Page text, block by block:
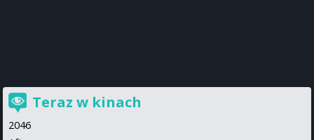
Teraz w kinach
2046